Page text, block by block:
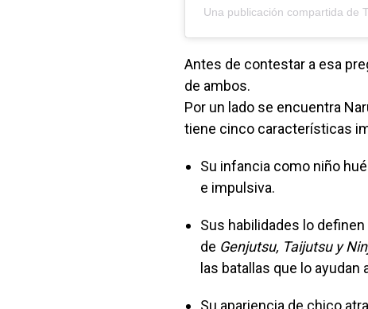
Una publicación compartida de
Antes de contestar a esa
de ambos.
Por un lado se encuentra
tiene cinco características
Su infancia como niño
e impulsiva.
Sus habilidades lo
de Genjutsu, Taijutsu y
las batallas que lo
Su apariencia de chico